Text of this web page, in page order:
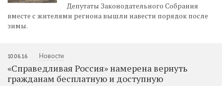
Депутаты Законодательного Собрания
вместе с жителями региона вышли навести порядок после
зимы.
10.06.16 Новости
«Справедливая Россия» намерена вернуть
гражданам бесплатную и доступную